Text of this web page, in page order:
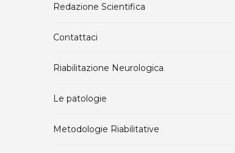
Redazione Scientifica
Contattaci
Riabilitazione Neurologica
Le patologie
Metodologie Riabilitative